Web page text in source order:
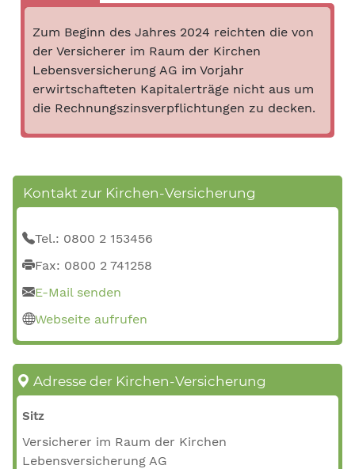
Zum Beginn des Jahres 2024 reichten die von
der Versicherer im Raum der Kirchen
Lebensversicherung AG im Vorjahr
erwirtschafteten Kapitalerträge nicht aus um
die Rechnungszinsverpflichtungen zu decken.
Kontakt zur Kirchen-Versicherung
Tel.: 0800 2 153456
Fax: 0800 2 741258
E-Mail senden
Webseite aufrufen
Adresse der Kirchen-Versicherung
Sitz
Versicherer im Raum der Kirchen
Lebensversicherung AG